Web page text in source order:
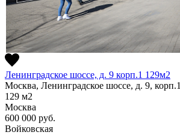
Ленинградское шоссе, д. 9 корп.1 129м2
Москва, Ленинградское шоссе, д. 9, корп.1
129 м2
Москва
600 000 руб.
Войковская